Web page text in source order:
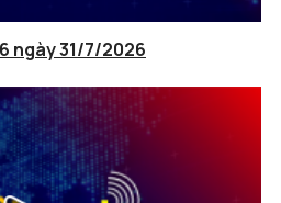
ngày 31/7/2026